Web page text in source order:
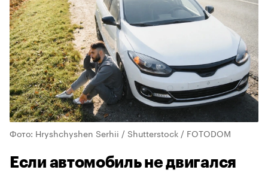
Фото: Hryshchyshen Serhii / Shutterstock / FOTODOM
Если автомобиль не двигался